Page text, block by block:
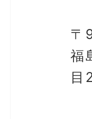
〒
福
目